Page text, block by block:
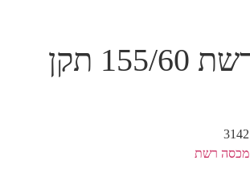
מכסה רשת 155/60 תקן
3142
מכסה רשת